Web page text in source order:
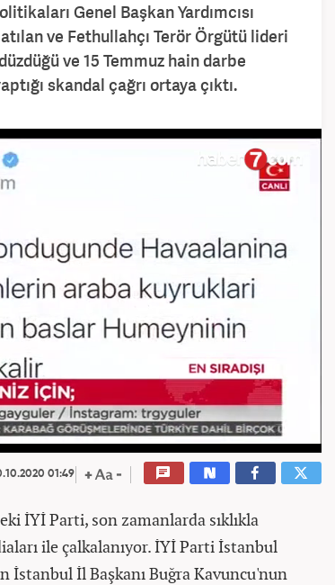
Genel Başkan Yardımcısı
atılan ve Fethullahçı Terör Örgütü lideri
ve 15 Temmuz hain darbe
skandal çağrı ortaya çıktı.
01:49
İYİ Parti, son zamanlarda sıklıkla
ile çalkalanıyor. İYİ Parti İstanbul
İl Başkanı Buğra Kavuncu'nun